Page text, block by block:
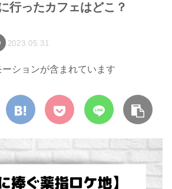
行ったカフェはどこ？
2023.05.31
ションが含まれています